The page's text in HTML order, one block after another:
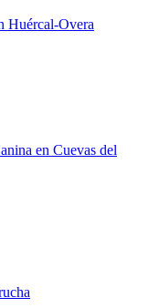
Huércal-Overa
en Cuevas del